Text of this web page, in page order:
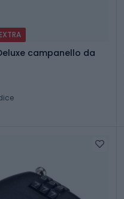
campanello da